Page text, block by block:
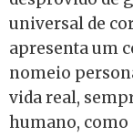
universal de
apresenta um
nomeio
vida real,
humano, como